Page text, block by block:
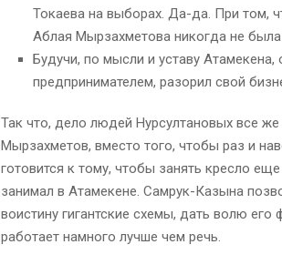
Токаева на выборах. Да-да. При том,
Аблая Мырзахметова никогда не была
Будучи, по мысли и уставу
предпринимателем, разорил свой
Так что, дело людей Нурсултановых все
Мырзахметов, вместо того, чтобы раз и
готовится к тому, чтобы занять кресло
занимал в Атамекене. Самрук-Казына
воистину гигантские схемы, дать волю его
работает намного лучше чем речь.